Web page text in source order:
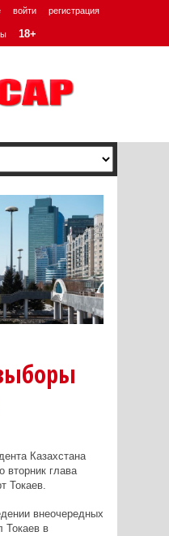
войти регистрация
18+
Казахстана
вторник глава
Токаев.
внеочередных
Токаев в